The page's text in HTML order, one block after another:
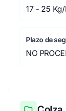
17 - 25 Kg/
Plazo de
NO